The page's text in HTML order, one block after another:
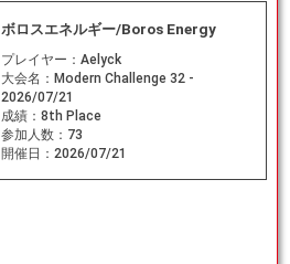
ボロスエネルギー/Boros Energy
プレイヤー： Aelyck
大会名： Modern Challenge 32 -
2026/07/21
成績： 8th Place
参加人数： 73
開催日： 2026/07/21